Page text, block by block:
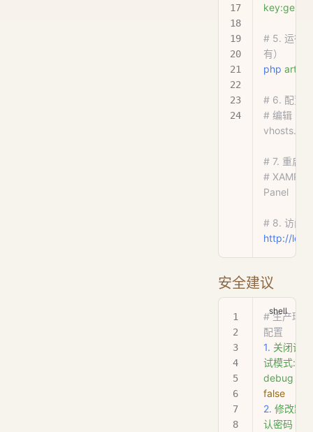
# 5. 运行
有）
php
# 6. 配置
# 编辑
# 7. 重启
# XAMPP
Panel
# 8. 访问
http://
安全建议
# 生产环境
配置
1. 关闭调
试模式:
debug
false
2. 修改默
认密码